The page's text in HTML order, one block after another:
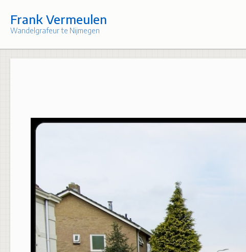
content
Frank Vermeulen
Wandelgrafeur te Nijmegen